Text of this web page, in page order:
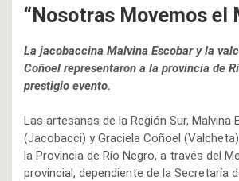
“Nosotras Movemos el
La jacobaccina Malvina Escobar y la
Coñoel representaron a la provincia de
prestigio evento.
Las artesanas de la Región Sur, Malvina
(Jacobacci) y Graciela Coñoel
la Provincia de Río Negro, a través del
provincial, dependiente de la Secretaría